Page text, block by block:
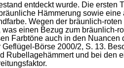
entdeckt wurde. Die ersten
Hämmerung sowie eine
Wegen der bräunlich-
einen Bezug zum bräunlich-
Farbtöne auch in den Nuancen
Börse 2000/2, S. 13.
Rubellagehämmert und bei den